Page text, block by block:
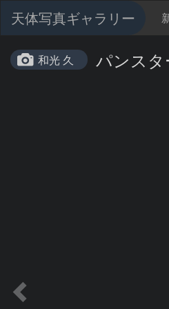
天体写真ギャラリー
和光 久 パンスタ